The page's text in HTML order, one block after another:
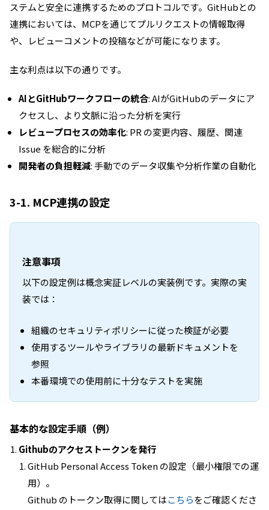
ステムと安全に連携するためのプロトコルです。GitHubとの
連携においては、MCPを通じてプルリクエストの情報取得
や、レビューコメントの投稿などが可能になります。
主な利点は以下の通りです。
AIとGitHubワークフローの統合: AIがGitHubのデータにア
クセスし、より文脈に沿った分析を実行
レビュープロセスの効率化: PR の変更内容、履歴、関連
Issue を総合的に分析
開発者の負担軽減: 手動でのデータ収集や分析作業の自動化
3-1. MCP連携の設定
注意事項
以下の設定例は概念実証レベルの実装例です。実際の実
装では：
組織のセキュリティポリシーに従った検証が必要
使用するツールやライブラリの最新ドキュメントを
参照
本番環境での使用前に十分なテストを実施
基本的な設定手順（例）
Githubのアクセストークンを発行
GitHub Personal Access Token の設定（最小権限での運
用）。
Github のトークン取得に関してはこちらをご確認くださ